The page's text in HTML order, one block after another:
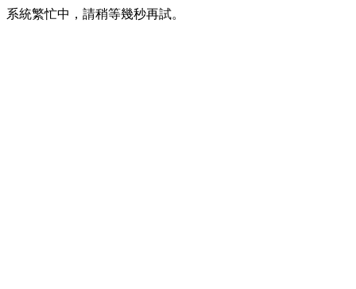
系統繁忙中，請稍等幾秒再試。